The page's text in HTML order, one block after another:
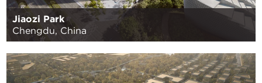
Jiaozi Park
Chengdu, China